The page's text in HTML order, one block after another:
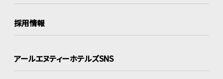
採用情報
アールエヌティーホテルズSNS